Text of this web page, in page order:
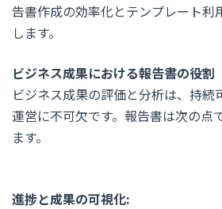
告書作成の効率化とテンプレート利
します。
ビジネス成果における報告書の役割
ビジネス成果の評価と分析は、持続
運営に不可欠です。報告書は次の点
ます。
進捗と成果の可視化: